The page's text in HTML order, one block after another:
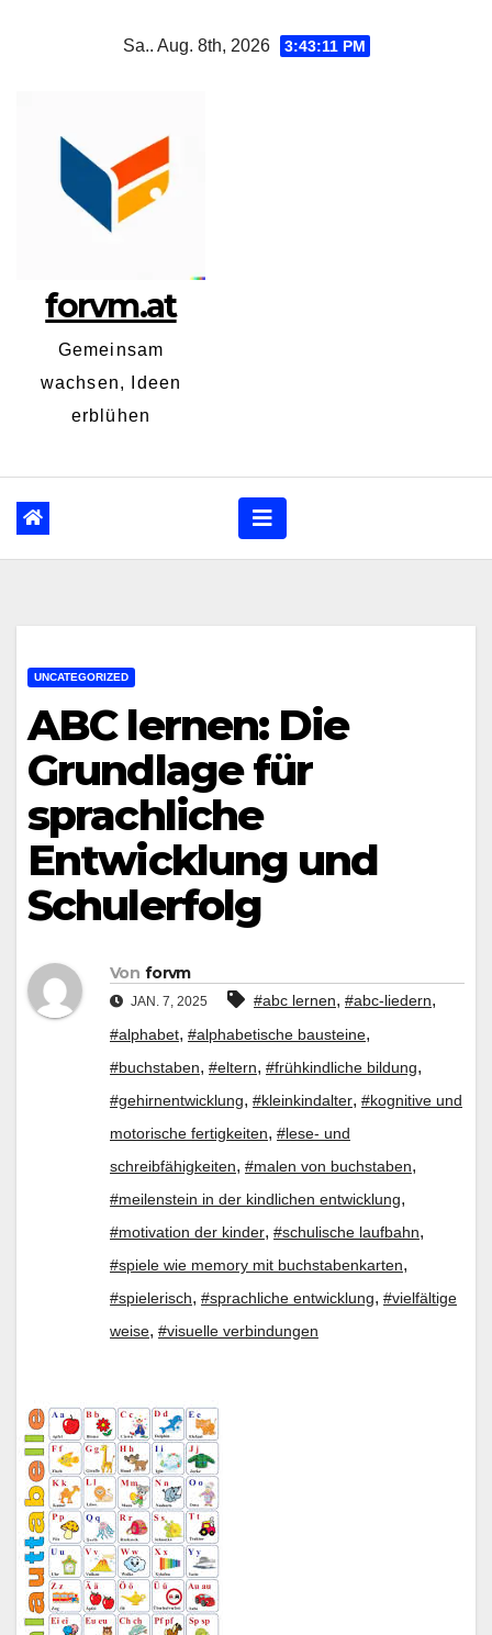
Sa.. Aug. 8th, 2026 3:43:12 PM
forvm.at
Gemeinsam
wachsen, Ideen
erblühen
UNCATEGORIZED
ABC lernen: Die
Grundlage für
sprachliche
Entwicklung und
Schulerfolg
Von forvm
JAN. 7, 2025 #abc lernen, #abc-liedern,
#alphabet, #alphabetische bausteine,
#buchstaben, #eltern, #frühkindliche bildung,
#gehirnentwicklung, #kleinkindalter, #kognitive und
motorische fertigkeiten, #lese- und
schreibfähigkeiten, #malen von buchstaben,
#meilenstein in der kindlichen entwicklung,
#motivation der kinder, #schulische laufbahn,
#spiele wie memory mit buchstabenkarten,
#spielerisch, #sprachliche entwicklung, #vielfältige
weise, #visuelle verbindungen